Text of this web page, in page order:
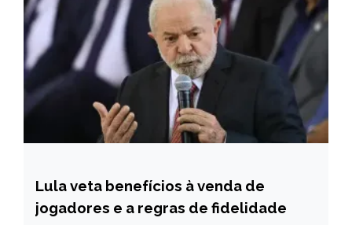
BRASIL
ESPORTES
Lula veta benefícios à venda de
jogadores e a regras de fidelidade